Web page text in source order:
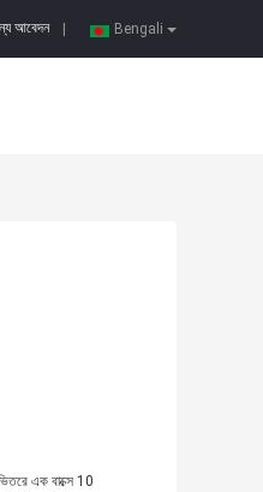
Bengali
আবেদন
এক বাক্সে 10